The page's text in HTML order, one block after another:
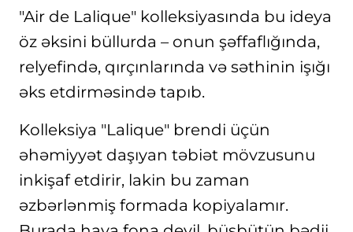
"Air de Lalique" kolleksiyasında bu ideya
öz əksini büllurda – onun şəffaflığında,
relyefində, qırçınlarında və səthinin işığı
əks etdirməsində tapıb.
Kolleksiya "Lalique" brendi üçün
əhəmiyyət daşıyan təbiət mövzusunu
inkişaf etdirir, lakin bu zaman
əzbərlənmiş formada kopiyalamır.